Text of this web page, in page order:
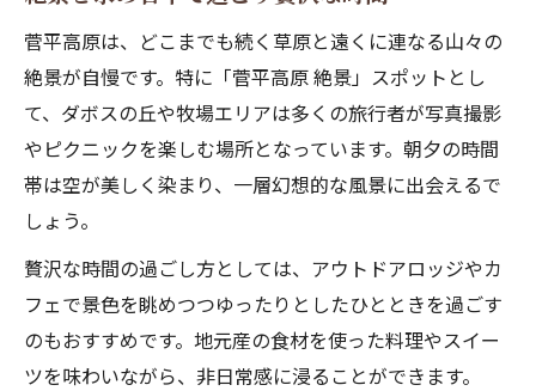
菅平高原は、どこまでも続く草原と遠くに連なる山々の
絶景が自慢です。特に「菅平高原 絶景」スポットとし
て、ダボスの丘や牧場エリアは多くの旅行者が写真撮影
やピクニックを楽しむ場所となっています。朝夕の時間
帯は空が美しく染まり、一層幻想的な風景に出会えるで
しょう。
贅沢な時間の過ごし方としては、アウトドアロッジやカ
フェで景色を眺めつつゆったりとしたひとときを過ごす
のもおすすめです。地元産の食材を使った料理やスイー
ツを味わいながら、非日常感に浸ることができます。